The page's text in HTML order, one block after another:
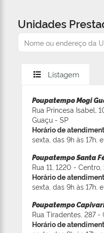
Unidades
Listagem
Poupatempo Mogi
Rua Princesa Isabel,
Guaçu - SP
Horário de
sexta, das 9h às 17h,
Poupatempo Santa
Rua 11, 1220 -
Horário de
sexta, das 9h às 17h,
Poupatempo
Rua Tiradentes, 287 -
Horário de